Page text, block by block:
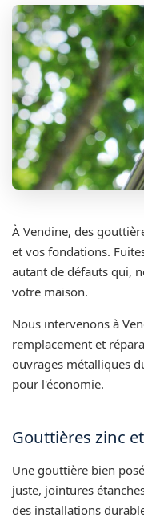
À Vendine, des
et vos fondations.
autant de défauts qui,
votre maison.
Nous intervenons à
remplacement et
ouvrages métalliques
pour l'économie.
Gouttières zinc
Une gouttière bien
juste, jointures
des installations